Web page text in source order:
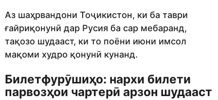
Аз шаҳрвандони Тоҷикистон, ки ба таври
ғайриқонунӣ дар Русия ба сар мебаранд,
тақозо шудааст, ки то поёни июни имсол
мақоми худро қонунӣ кунанд.
Билетфурӯшиҳо: нархи билети
парвозҳои чартерӣ арзон шудааст